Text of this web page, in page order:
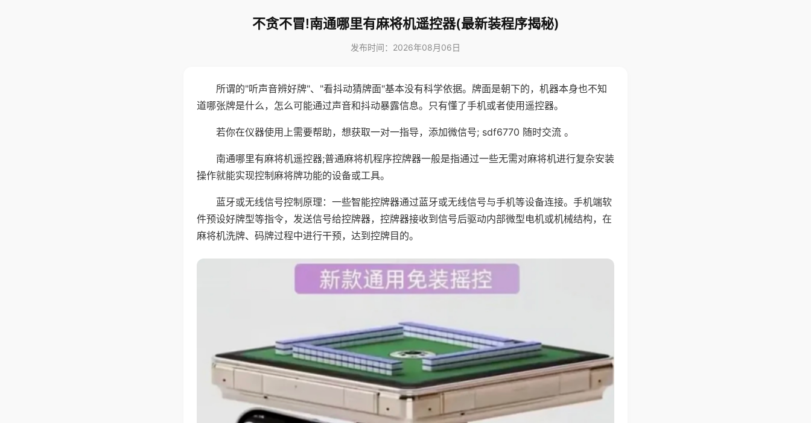
不贪不冒!南通哪里有麻将机遥控器(最新装程序揭秘)
发布时间：2026年08月06日
所谓的"听声音辨好牌"、"看抖动猜牌面"基本没有科学依据。牌面是朝下的，机器本身也不知
道哪张牌是什么，怎么可能通过声音和抖动暴露信息。只有懂了手机或者使用遥控器。
若你在仪器使用上需要帮助，想获取一对一指导，添加微信号; sdf6770 随时交流 。
南通哪里有麻将机遥控器;普通麻将机程序控牌器一般是指通过一些无需对麻将机进行复杂安装
操作就能实现控制麻将牌功能的设备或工具。
蓝牙或无线信号控制原理：一些智能控牌器通过蓝牙或无线信号与手机等设备连接。手机端软
件预设好牌型等指令，发送信号给控牌器，控牌器接收到信号后驱动内部微型电机或机械结构，在
麻将机洗牌、码牌过程中进行干预，达到控牌目的。